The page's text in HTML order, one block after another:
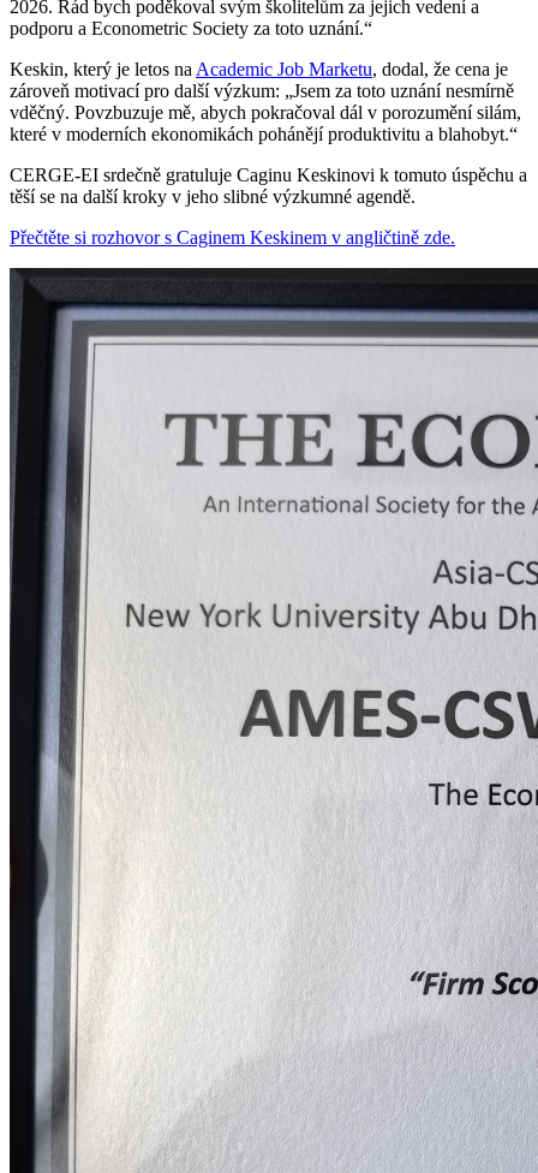
2026. Rád bych poděkoval svým školitelům za jejich vedení a
podporu a Econometric Society za toto uznání.“
Keskin, který je letos na Academic Job Marketu, dodal, že cena je
zároveň motivací pro další výzkum: „Jsem za toto uznání nesmírně
vděčný. Povzbuzuje mě, abych pokračoval dál v porozumění silám,
které v moderních ekonomikách pohánějí produktivitu a blahobyt.“
CERGE-EI srdečně gratuluje Caginu Keskinovi k tomuto úspěchu a
těší se na další kroky v jeho slibné výzkumné agendě.
Přečtěte si rozhovor s Caginem Keskinem v angličtině zde.